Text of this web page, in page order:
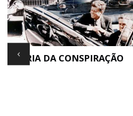
TEORIA DA CONSPIRAÇÃO